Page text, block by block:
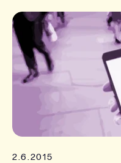
2.6.2015